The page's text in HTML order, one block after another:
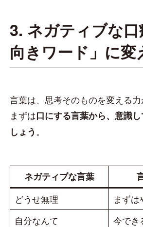
3. ネガティブな
向きワード」に変
言葉は、思考そのものを変える力
まずは口にする言葉から、意識
しょう 。
ネガティブな言葉
どうせ無理
まずは
自分なんて
今でき